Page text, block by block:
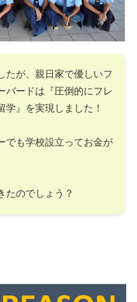
たが、親日家で優しいフ
バードは『圧倒的にフレ
学』を実現しました！
でも学校設立ってお金が
たのでしょう？